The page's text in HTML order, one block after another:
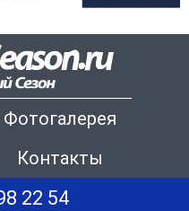
Фотогалерея
Контакты
22 54